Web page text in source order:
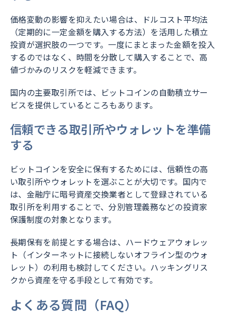
価格変動の影響を抑えたい場合は、ドルコスト平均法
（定期的に一定金額を購入する方法）を活用した積立
投資が選択肢の一つです。一度にまとまった金額を投入
するのではなく、時間を分散して購入することで、高
値づかみのリスクを軽減できます。
国内の主要取引所では、ビットコインの自動積立サー
ビスを提供しているところもあります。
信頼できる取引所やウォレットを準備
する
ビットコインを安全に保有するためには、信頼性の高
い取引所やウォレットを選ぶことが大切です。国内で
は、金融庁に暗号資産交換業者として登録されている
取引所を利用することで、分別管理義務などの投資家
保護制度の対象となります。
長期保有を前提とする場合は、ハードウェアウォレッ
ト（インターネットに接続しないオフライン型のウォ
レット）の利用も検討してください。ハッキングリス
クから資産を守る手段として有効です。
よくある質問（FAQ）